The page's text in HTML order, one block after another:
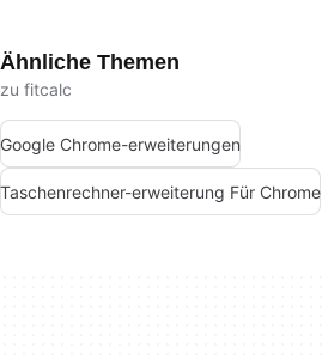
Ähnliche Themen
zu fitcalc
Google Chrome-erweiterungen
Taschenrechner-erweiterung Für Chrome